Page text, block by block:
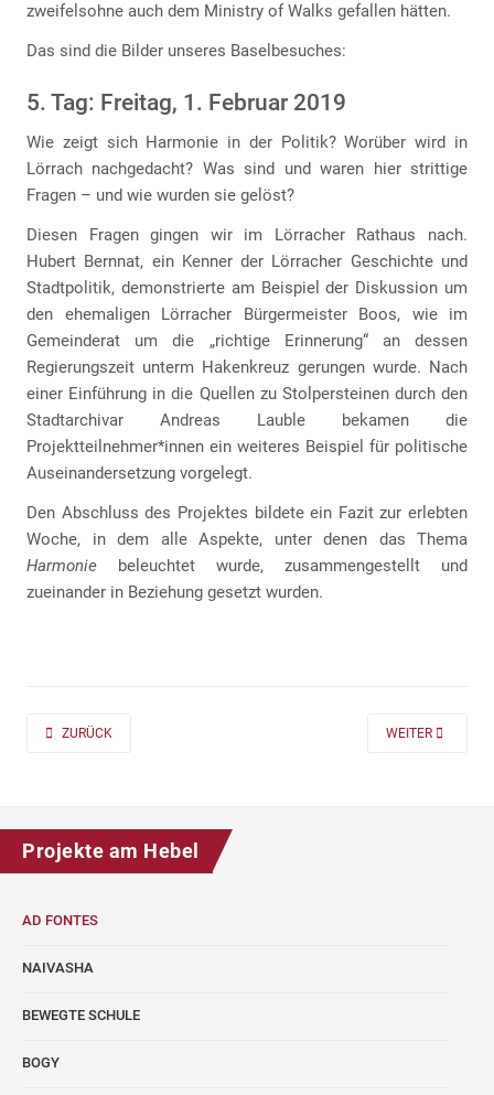
zweifelsohne auch dem Ministry of Walks gefallen hätten.
Das sind die Bilder unseres Baselbesuches:
5. Tag: Freitag, 1. Februar 2019
Wie zeigt sich Harmonie in der Politik? Worüber wird in
Lörrach nachgedacht? Was sind und waren hier strittige
Fragen – und wie wurden sie gelöst?
Diesen Fragen gingen wir im Lörracher Rathaus nach.
Hubert Bernnat, ein Kenner der Lörracher Geschichte und
Stadtpolitik, demonstrierte am Beispiel der Diskussion um
den ehemaligen Lörracher Bürgermeister Boos, wie im
Gemeinderat um die „richtige Erinnerung“ an dessen
Regierungszeit unterm Hakenkreuz gerungen wurde. Nach
einer Einführung in die Quellen zu Stolpersteinen durch den
Stadtarchivar Andreas Lauble bekamen die
Projektteilnehmer*innen ein weiteres Beispiel für politische
Auseinandersetzung vorgelegt.
Den Abschluss des Projektes bildete ein Fazit zur erlebten
Woche, in dem alle Aspekte, unter denen das Thema
Harmonie beleuchtet wurde, zusammengestellt und
zueinander in Beziehung gesetzt wurden.
PREVIOUS ARTICLE: AD FONTES 2019/20 „MASS“ FÜR DIE KLASSEN 7
ZURÜCK NEXT ARTICLE:
WEITER
Projekte am Hebel
AD FONTES
NAIVASHA
BEWEGTE SCHULE
BOGY